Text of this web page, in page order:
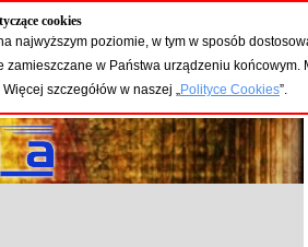
cookies
najwyższym poziomie, w tym w sposób
w Państwa urządzeniu
szczegółów w naszej „Polityce Cookies”.